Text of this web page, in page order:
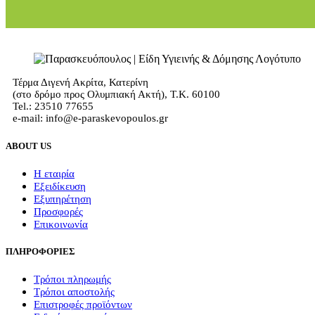
Τέρμα Διγενή Ακρίτα, Κατερίνη
(στο δρόμο προς Ολυμπιακή Ακτή), Τ.Κ. 60100
Tel.: 23510 77655
e-mail: info@e-paraskevopoulos.gr
ABOUT US
Η εταιρία
Εξειδίκευση
Εξυπηρέτηση
Προσφορές
Επικοινωνία
ΠΛΗΡΟΦΟΡΙΕΣ
Τρόποι πληρωμής
Τρόποι αποστολής
Επιστροφές προϊόντων